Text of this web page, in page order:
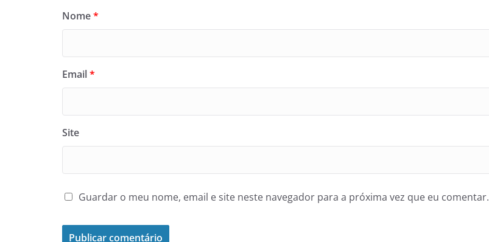
Nome*
Email*
Site
Guardar o meu nome, email e site neste navegador para a próxima vez que eu comentar.